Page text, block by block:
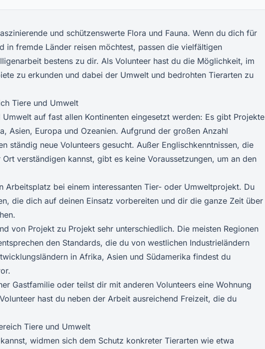
und schützenswerte Flora und Fauna. Wenn du dich für
in fremde Länder reisen möchtest, passen die vielfältigen
bestens zu dir. Als Volunteer hast du die Möglichkeit, im
zu erkunden und dabei der Umwelt und bedrohten Tierarten zu
Tiere und Umwelt
auf fast allen Kontinenten eingesetzt werden: Es gibt Projekte
Asien, Europa und Ozeanien. Aufgrund der großen Anzahl
ständig neue Volunteers gesucht. Außer Englischkenntnissen, die
verständigen kannst, gibt es keine Voraussetzungen, um an den
Arbeitsplatz bei einem interessanten Tier- oder Umweltprojekt. Du
die dich auf deinen Einsatz vorbereiten und dir die ganze Zeit über
von Projekt zu Projekt sehr unterschiedlich. Die meisten Regionen
den Standards, die du von westlichen Industrieländern
in Afrika, Asien und Südamerika findest du
Gastfamilie oder teilst dir mit anderen Volunteers eine Wohnung
hast du neben der Arbeit ausreichend Freizeit, die du
Tiere und Umwelt
widmen sich dem Schutz konkreter Tierarten wie etwa